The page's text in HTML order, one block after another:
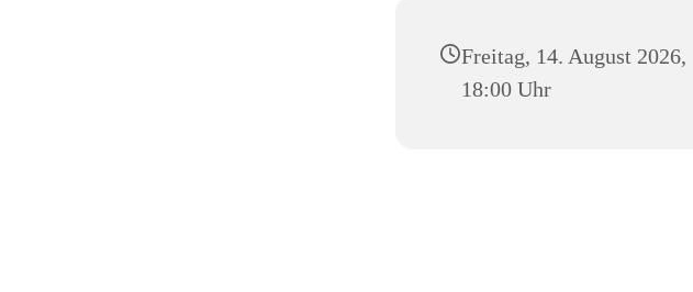
Freitag, 14. August 2026,
18:00 Uhr